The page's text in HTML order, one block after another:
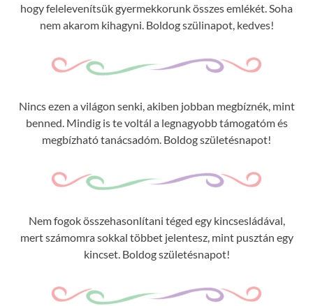
hogy felelevenítsük gyermekkorunk összes emlékét. Soha
nem akarom kihagyni. Boldog szülinapot, kedves!
Nincs ezen a világon senki, akiben jobban megbíznék, mint
benned. Mindig is te voltál a legnagyobb támogatóm és
megbízható tanácsadóm. Boldog születésnapot!
Nem fogok összehasonlítani téged egy kincsesládával,
mert számomra sokkal többet jelentesz, mint pusztán egy
kincset. Boldog születésnapot!